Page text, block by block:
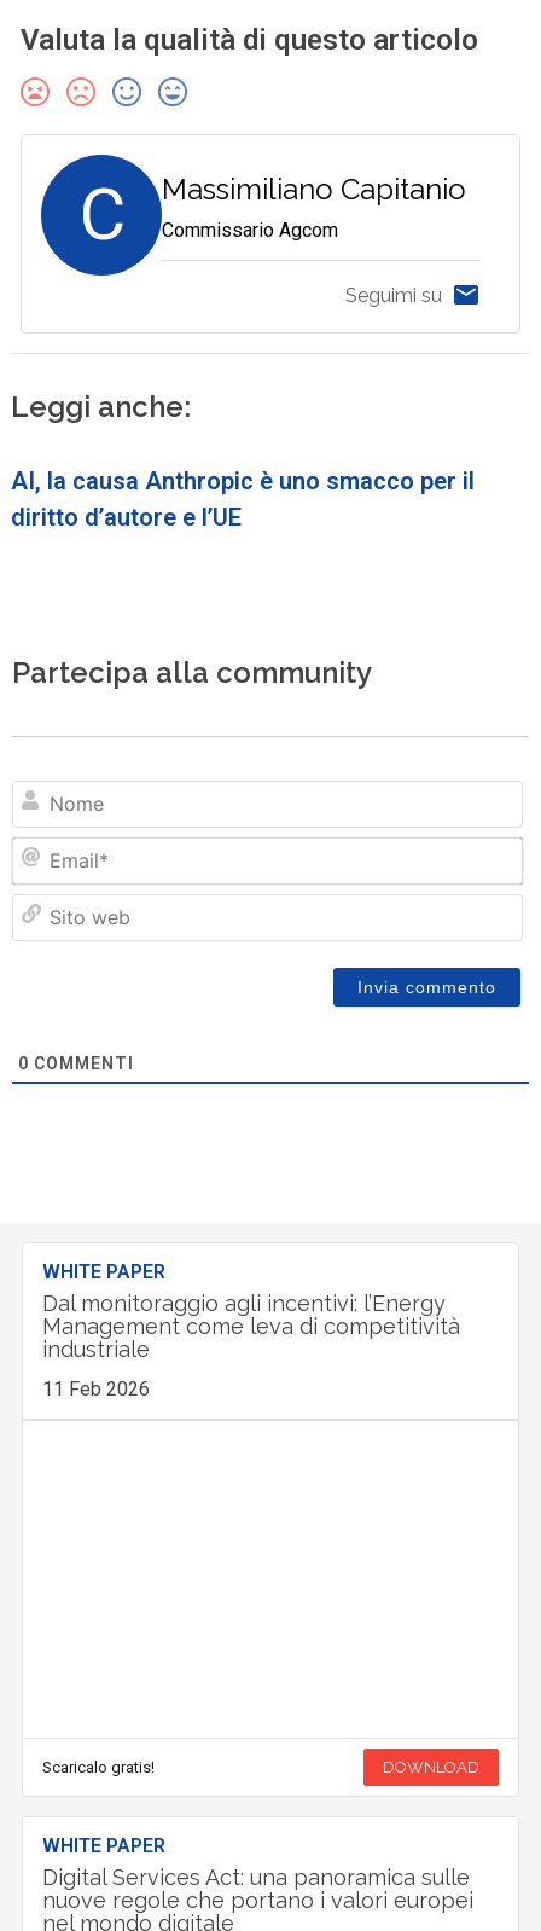
Valuta la qualità di questo articolo
C Massimiliano Capitanio
Commissario Agcom
Seguimi su
Leggi anche:
AI, la causa Anthropic è uno smacco per il
diritto d’autore e l’UE
Partecipa alla community
0 COMMENTI
WHITE PAPER
Dal monitoraggio agli incentivi: l’Energy
Management come leva di competitività
industriale
11 Feb 2026
Scaricalo gratis! DOWNLOAD
WHITE PAPER
Digital Services Act: una panoramica sulle
nuove regole che portano i valori europei
nel mondo digitale